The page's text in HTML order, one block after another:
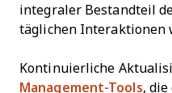
integraler Bestandteil
täglichen Interaktionen
Kontinuierliche
Management-Tools,